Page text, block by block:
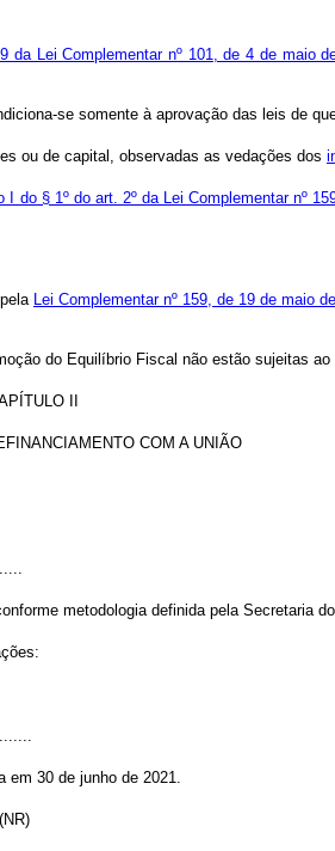
da Lei Complementar nº 101, de 4 de maio
se somente à aprovação das leis de
ou de capital, observadas as vedações dos
I do § 1º do art. 2º da Lei Complementar nº
Lei Complementar nº 159, de 19 de maio
do Equilíbrio Fiscal não estão sujeitas
II
COM A UNIÃO
metodologia definida pela Secretaria
em 30 de junho de 2021.